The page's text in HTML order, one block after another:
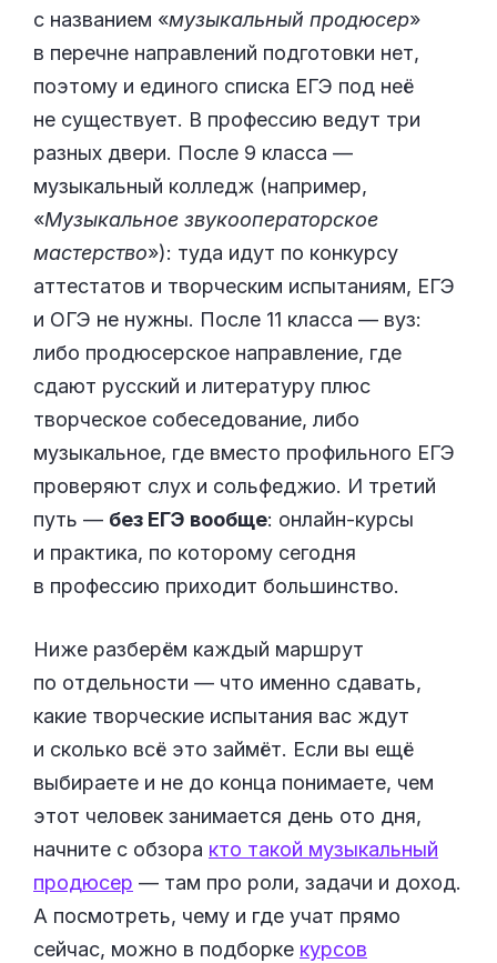
с названием «музыкальный продюсер»
в перечне направлений подготовки нет,
поэтому и единого списка ЕГЭ под неё
не существует. В профессию ведут три
разных двери. После 9 класса —
музыкальный колледж (например,
«Музыкальное звукооператорское
мастерство»): туда идут по конкурсу
аттестатов и творческим испытаниям, ЕГЭ
и ОГЭ не нужны. После 11 класса — вуз:
либо продюсерское направление, где
сдают русский и литературу плюс
творческое собеседование, либо
музыкальное, где вместо профильного ЕГЭ
проверяют слух и сольфеджио. И третий
путь — без ЕГЭ вообще: онлайн-курсы
и практика, по которому сегодня
в профессию приходит большинство.
Ниже разберём каждый маршрут
по отдельности — что именно сдавать,
какие творческие испытания вас ждут
и сколько всё это займёт. Если вы ещё
выбираете и не до конца понимаете, чем
этот человек занимается день ото дня,
начните с обзора кто такой музыкальный
продюсер — там про роли, задачи и доход.
А посмотреть, чему и где учат прямо
сейчас, можно в подборке курсов